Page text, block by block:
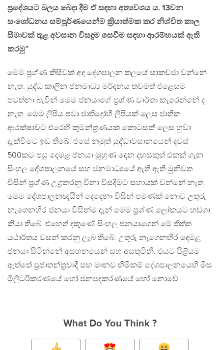
ප්‍රදේශයට බලය බෙදා දීම ඒ සඳහා අත්‍යවශය ය. 13වන
සංශෝධනය සම්පූර්ණයෙන්ම ක්‍රියාත්මක කර නිශ්චිත කාල
සීමාවක් තුළ අවසාන විසඳුම සෙවීම සඳහා ආරම්භයක් ඇති
කරමු”
මෙම ප්‍රශ්ණ කිසිවක් අද දේශපාලන තලයේ සාකච්ජා වන්නේ
නැත. යුද්ධ කාලීන ජනමාධ්‍ය මර්දනය තවමත් එළෙසම
පවත්නා බැවින් මෙම ජනයාගේ ප්‍රශ්ණ වාර්තා කැරෙන්නේ ද
නැත. මෙම ලිපිය පවා ජාතිද්‍රෝහී ලිපියක් ලෙස ජාතික
ආරක්ෂාවට එරෙහි කුමන්ත්‍රණයක කොටසක් ලෙස හුවා
දැක්විමට ඉඩ තිබේ. එසේ නමුත් යුද්ධාවසානයෙන් දවස්
500කට පසු දෙමළ ජනයා මුහුණ දෙන දහසකුත් එකක් ගැන
සිංහල දේශපාලනයේ සහ ජනමාධ්‍යයේ ඇති ඇති මුනිවත
විසින් ප්‍රශ්ණ උග්‍රකරනු විනා විසදීමට සහායක් වන්නේ නැත.
මෙම දේශපාලනඥයින් දෙදෙනා විසින් පමණක් නොව උතුරු
නැගෙනහිර ජනයා විසින්ම දැන් මෙම ප්‍රශ්ණ ලෝකයට හඬගා
කියා තිබේ. එහෙත් දකුණේ සිංහල ජනයාගෙන් මේ තිත්ත
යථාර්තය වසන් කරනු ලැබ තිබේ. උතුරු නැගෙනහිර දෙමළ
ජනයා සිටින්නේ අසහනයෙන් සහ අසතුටිනි. එයට පිළියම
ඇත්තේ ප්‍රජාතන්ත්‍රවාදී සහ මානව හිමිකම් දේශපාලනයෙහි මිස
මිලිටරිකරණයේ හෝ ජනපදකරණයේ හෝ නොවේ.
What Do You Think ?